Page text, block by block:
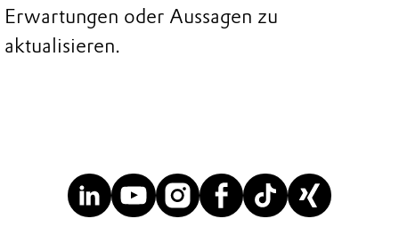
Erwartungen oder Aussagen zu
aktualisieren.